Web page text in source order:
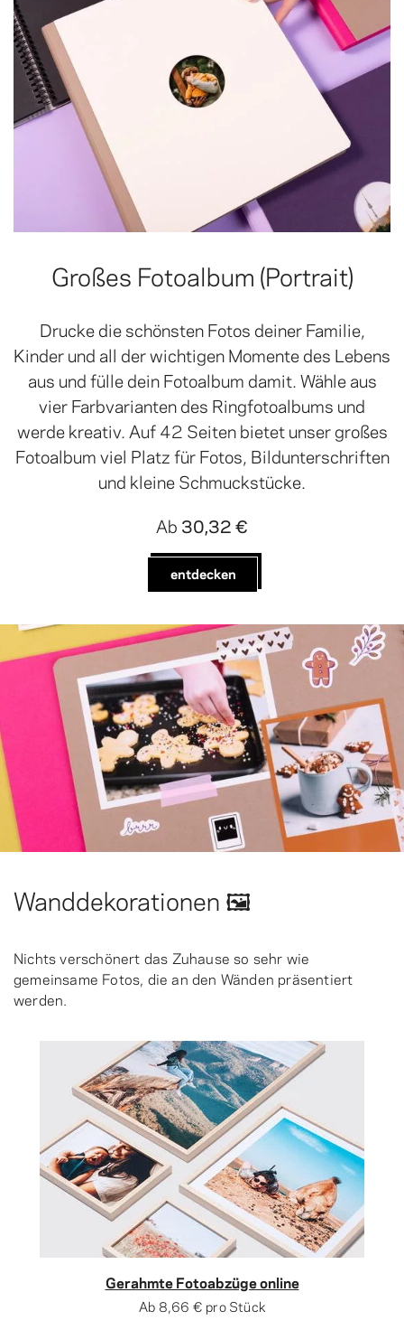
Großes Fotoalbum (Portrait)
Drucke die schönsten Fotos deiner Familie,
Kinder und all der wichtigen Momente des Lebens
aus und fülle dein Fotoalbum damit. Wähle aus
vier Farbvarianten des Ringfotoalbums und
werde kreativ. Auf 42 Seiten bietet unser großes
Fotoalbum viel Platz für Fotos, Bildunterschriften
und kleine Schmuckstücke.
Ab 30,32 €
entdecken
Wanddekorationen 🖼️
Nichts verschönert das Zuhause so sehr wie
gemeinsame Fotos, die an den Wänden präsentiert
werden.
Gerahmte Fotoabzüge online
Ab 8,66 € pro Stück